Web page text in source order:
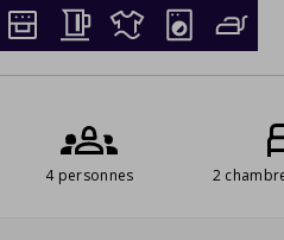
4 personnes 2